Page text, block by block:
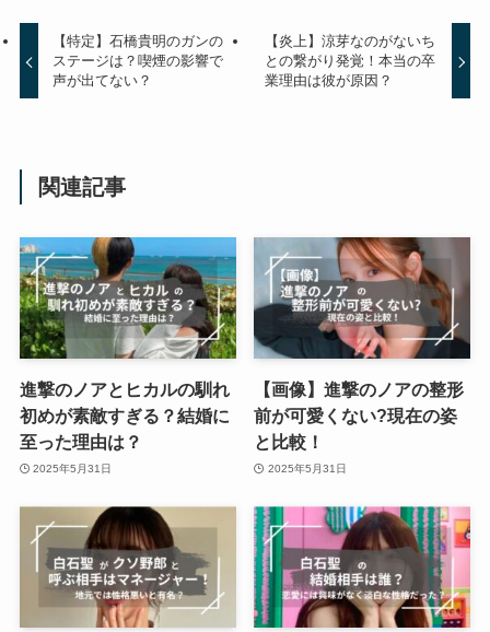
【特定】石橋貴明のガンの
ステージは？喫煙の影響で
声が出てない？
【炎上】涼芽なのがないち
との繋がり発覚！本当の卒
業理由は彼が原因？
関連記事
進撃のノアとヒカルの馴れ
初めが素敵すぎる？結婚に
至った理由は？
2025年5月31日
【画像】進撃のノアの整形
前が可愛くない?現在の姿
と比較！
2025年5月31日